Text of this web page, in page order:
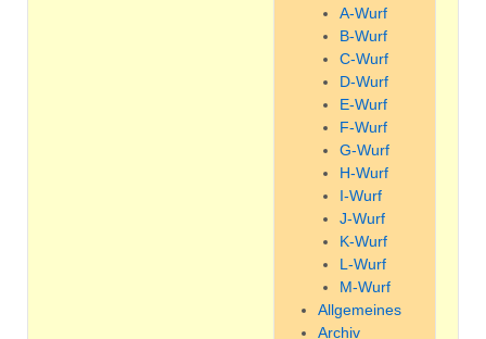
A-Wurf
B-Wurf
C-Wurf
D-Wurf
E-Wurf
F-Wurf
G-Wurf
H-Wurf
I-Wurf
J-Wurf
K-Wurf
L-Wurf
M-Wurf
Allgemeines
Archiv